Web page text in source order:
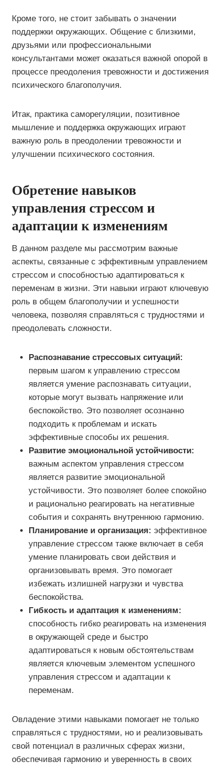
Кроме того, не стоит забывать о значении
поддержки окружающих. Общение с близкими,
друзьями или профессиональными
консультантами может оказаться важной опорой в
процессе преодоления тревожности и достижения
психического благополучия.
Итак, практика саморегуляции, позитивное
мышление и поддержка окружающих играют
важную роль в преодолении тревожности и
улучшении психического состояния.
Обретение навыков
управления стрессом и
адаптации к изменениям
В данном разделе мы рассмотрим важные
аспекты, связанные с эффективным управлением
стрессом и способностью адаптироваться к
переменам в жизни. Эти навыки играют ключевую
роль в общем благополучии и успешности
человека, позволяя справляться с трудностями и
преодолевать сложности.
Распознавание стрессовых ситуаций:
первым шагом к управлению стрессом
является умение распознавать ситуации,
которые могут вызвать напряжение или
беспокойство. Это позволяет осознанно
подходить к проблемам и искать
эффективные способы их решения.
Развитие эмоциональной устойчивости:
важным аспектом управления стрессом
является развитие эмоциональной
устойчивости. Это позволяет более спокойно
и рационально реагировать на негативные
события и сохранять внутреннюю гармонию.
Планирование и организация: эффективное
управление стрессом также включает в себя
умение планировать свои действия и
организовывать время. Это помогает
избежать излишней нагрузки и чувства
беспокойства.
Гибкость и адаптация к изменениям:
способность гибко реагировать на изменения
в окружающей среде и быстро
адаптироваться к новым обстоятельствам
является ключевым элементом успешного
управления стрессом и адаптации к
переменам.
Овладение этими навыками помогает не только
справляться с трудностями, но и реализовывать
свой потенциал в различных сферах жизни,
обеспечивая гармонию и уверенность в своих